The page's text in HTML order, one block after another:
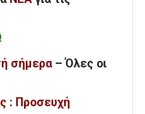
σήμερα – Όλες οι
: Προσευχή